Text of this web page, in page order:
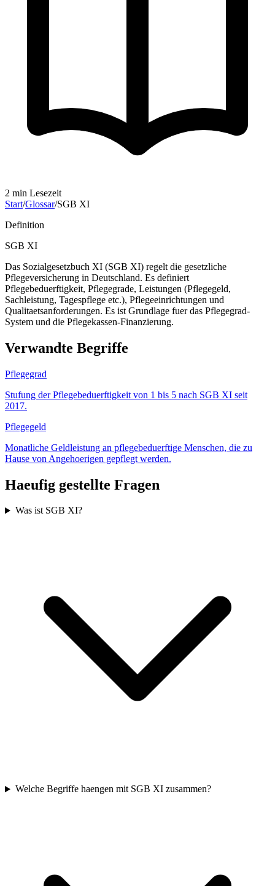
2 min Lesezeit
Start/Glossar/SGB XI
Definition
SGB XI
Das Sozialgesetzbuch XI (SGB XI) regelt die gesetzliche
Pflegeversicherung in Deutschland. Es definiert
Pflegebeduerftigkeit, Pflegegrade, Leistungen (Pflegegeld,
Sachleistung, Tagespflege etc.), Pflegeeinrichtungen und
Qualitaetsanforderungen. Es ist Grundlage fuer das Pflegegrad-
System und die Pflegekassen-Finanzierung.
Verwandte Begriffe
Pflegegrad
Stufung der Pflegebeduerftigkeit von 1 bis 5 nach SGB XI seit
2017.
Pflegegeld
Monatliche Geldleistung an pflegebeduerftige Menschen, die zu
Hause von Angehoerigen gepflegt werden.
Haeufig gestellte Fragen
Was ist SGB XI?
Welche Begriffe haengen mit SGB XI zusammen?